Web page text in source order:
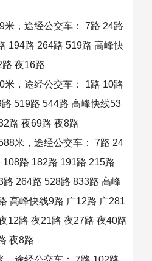
米，途经公交车： 7路 24路
194路 264路 519路 高峰快
夜16路
米，途经公交车： 1路 10路
519路 544路 高峰快线53
路 夜69路 夜8路
米，途经公交车： 7路 24
路 182路 191路 215路
264路 528路 833路 高峰
高峰快线9路 广12路 广281
12路 夜21路 夜27路 夜40路
夜8路